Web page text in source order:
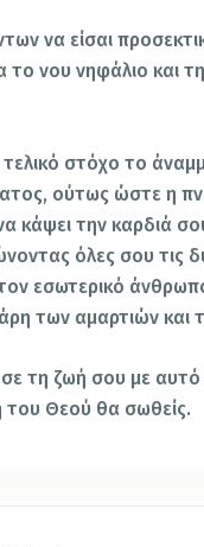
να είσαι
το νου νηφάλιο και
στόχο το
ούτως ώστε η
κάψει την καρδιά
όλες σου τις
τον εσωτερικό
των αμαρτιών και
τη ζωή σου με
του Θεού θα σωθείς.